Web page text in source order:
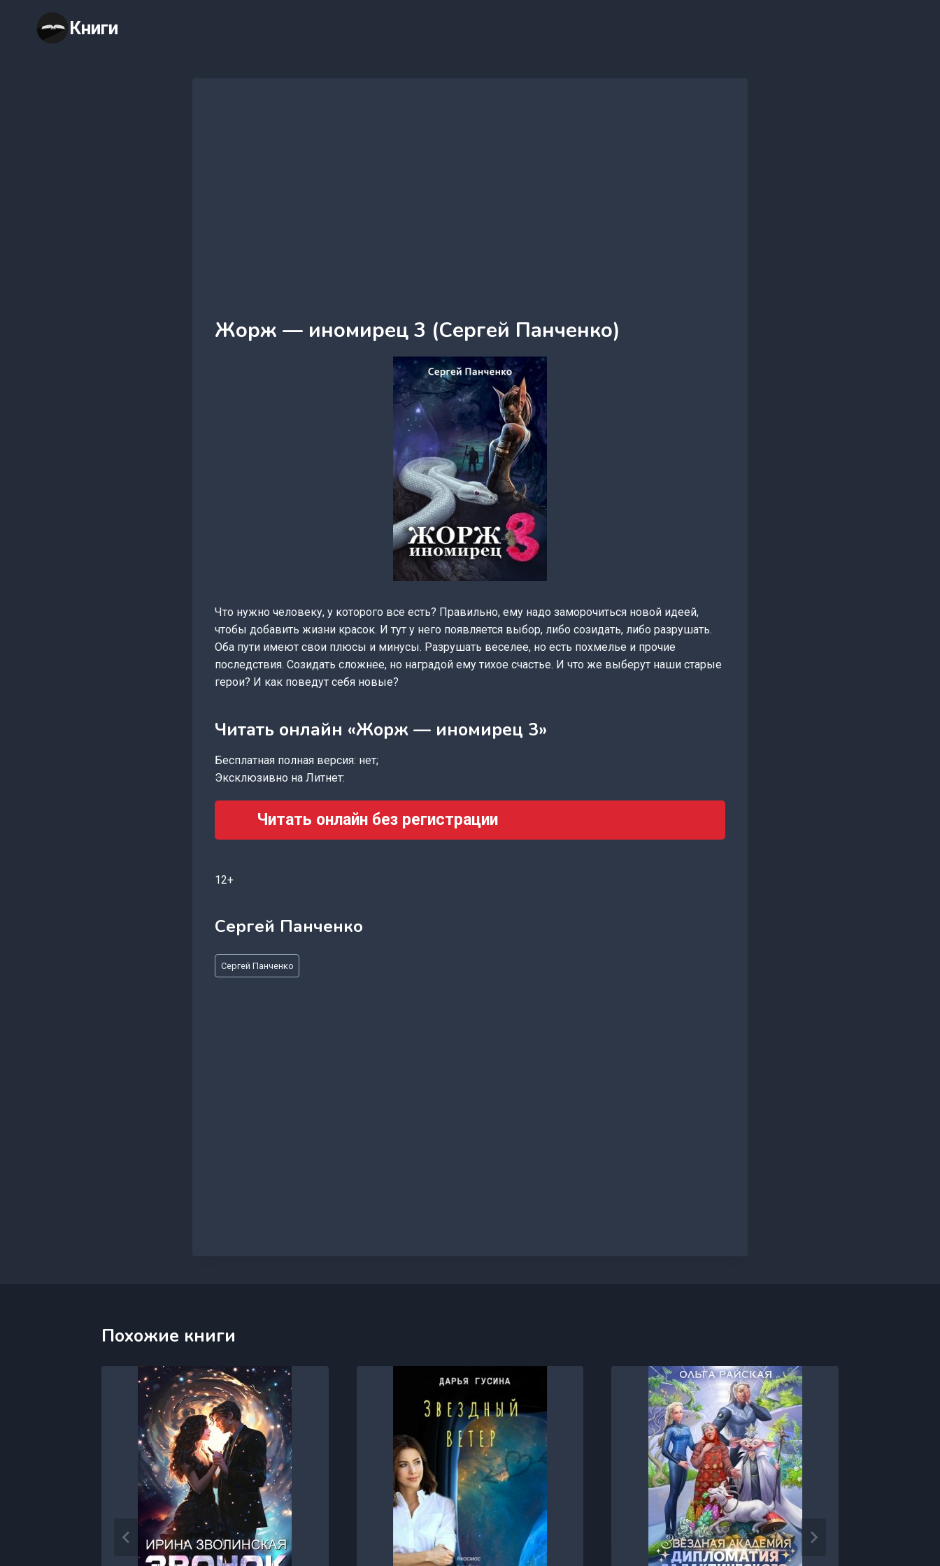
содержимому
Книги
Жорж — иномирец 3 (Сергей Панченко)
Что нужно человеку, у которого все есть? Правильно, ему надо заморочиться новой идеей,
чтобы добавить жизни красок. И тут у него появляется выбор, либо созидать, либо разрушать.
Оба пути имеют свои плюсы и минусы. Разрушать веселее, но есть похмелье и прочие
последствия. Созидать сложнее, но наградой ему тихое счастье. И что же выберут наши старые
герои? И как поведут себя новые?
Читать онлайн «Жорж — иномирец 3»
Бесплатная полная версия: нет;
Эксклюзивно на Литнет:
Читать онлайн без регистрации
12+
Сергей Панченко
Метки
записи:
Сергей Панченко
Похожие книги